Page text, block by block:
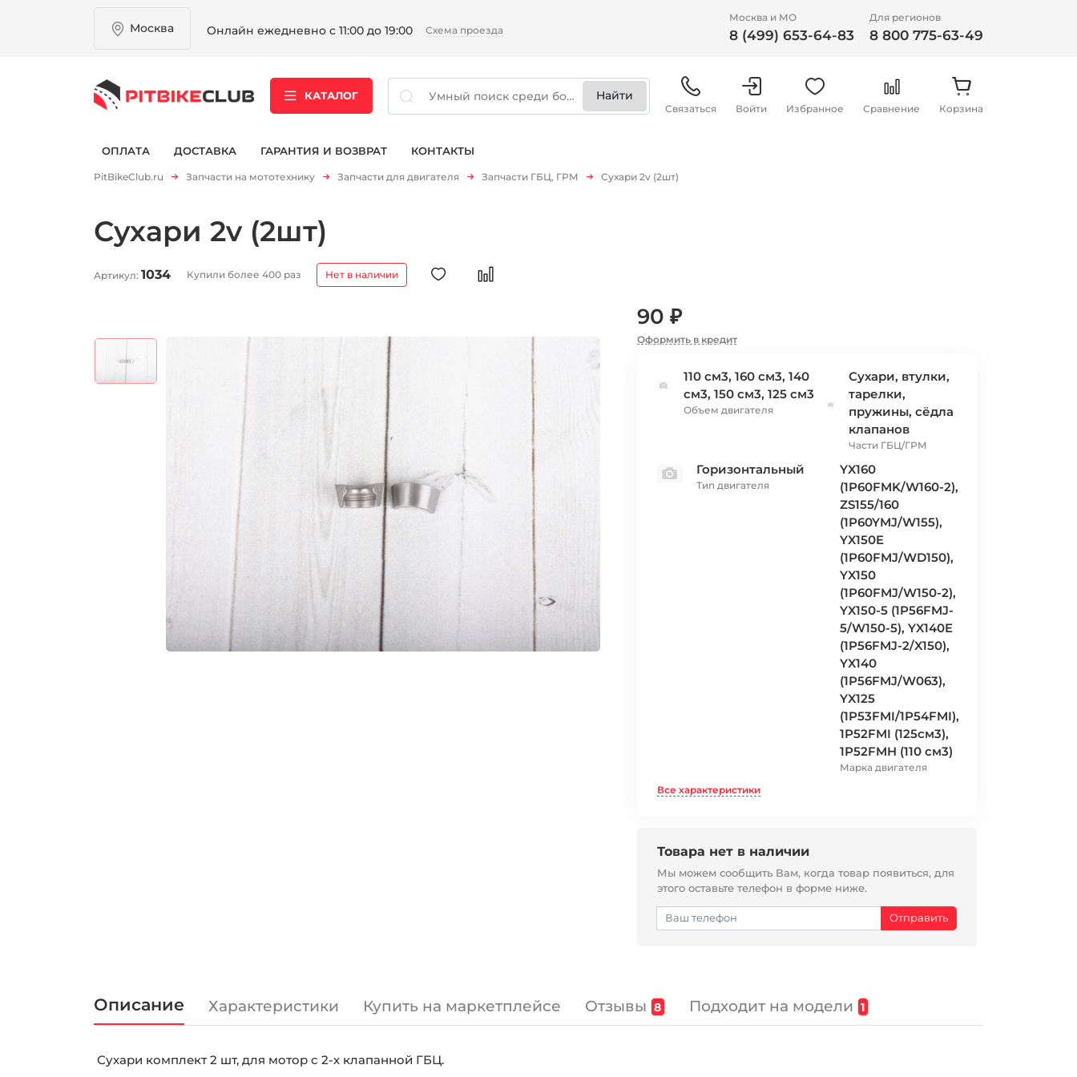
Москва Онлайн ежедневно с 11:00 до 19:00 Схема проезда
Москва и МО
8 (499) 653-64-83
Для регионов
8 800 775-63-49
КАТАЛОГ
Связаться Войти Избранное Сравнение Корзина
ОПЛАТА ДОСТАВКА ГАРАНТИЯ И ВОЗВРАТ КОНТАКТЫ
PitBikeClub.ru Запчасти на мототехнику Запчасти для двигателя Запчасти ГБЦ, ГРМ Сухари 2v (2шт)
Сухари 2v (2шт)
Артикул: 1034 Купили более 400 раз Нет в наличии
90 ₽
Оформить в кредит
110 см3, 160 см3, 140
см3, 150 см3, 125 см3
Объем двигателя
Сухари, втулки,
тарелки,
пружины, сёдла
клапанов
Части ГБЦ/ГРМ
Горизонтальный
Тип двигателя
YX160
(1P60FMK/W160-2),
ZS155/160
(1P60YMJ/W155),
YX150E
(1P60FMJ/WD150),
YX150
(1P60FMJ/W150-2),
YX150-5 (1P56FMJ-
5/W150-5), YX140E
(1P56FMJ-2/X150),
YX140
(1P56FMJ/W063),
YX125
(1P53FMI/1P54FMI),
1P52FMI (125см3),
1P52FMH (110 см3)
Марка двигателя
Все характеристики
Товара нет в наличии
Мы можем сообщить Вам, когда товар появиться, для
этого оставьте телефон в форме ниже.
Описание Характеристики Купить на маркетплейсе Отзывы 8 Подходит на модели 1
Сухари комплект 2 шт, для мотор с 2-х клапанной ГБЦ.